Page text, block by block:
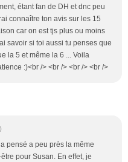
étant fan de DH et dnc peu
connaître ton avis sur les 15
car on est tjs plus ou moins
savoir si toi aussi tu penses que
la 5 et même la 6 ... Voila
:)<br /> <br /> <br /> <br />
pensé a peu près la même
pour Susan. En effet, je